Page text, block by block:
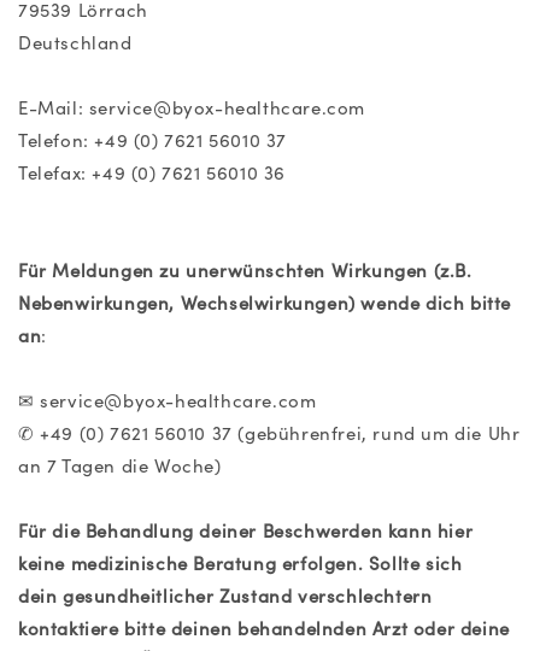
79539 Lörrach
Deutschland
E-Mail: service@byox-healthcare.com
Telefon: +49 (0) 7621 56010 37
Telefax: +49 (0) 7621 56010 36
Für Meldungen zu unerwünschten Wirkungen (z.B.
Nebenwirkungen, Wechselwirkungen) wende dich bitte
an:
✉ service@byox-healthcare.com
✆ +49 (0) 7621 56010 37 (gebührenfrei, rund um die Uhr
an 7 Tagen die Woche)
Für die Behandlung deiner Beschwerden kann hier
keine medizinische Beratung erfolgen. Sollte sich
dein gesundheitlicher Zustand verschlechtern
kontaktiere bitte deinen behandelnden Arzt oder deine